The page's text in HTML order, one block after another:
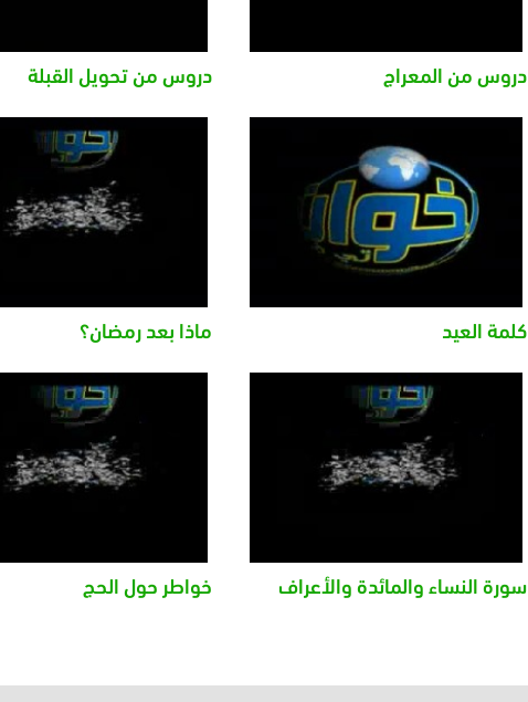
دروس من المعراج دروس من تحويل القبلة
كلمة العيد ماذا بعد رمضان؟
سورة النساء والمائدة والأعراف خواطر حول الحج